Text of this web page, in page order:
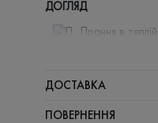
ДОГЛЯД
Прання в
Можна
ДОСТАВКА
ПОВЕРНЕННЯ